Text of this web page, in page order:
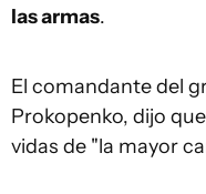
las armas.
El comandante del
Prokopenko, dijo
vidas de "la mayor